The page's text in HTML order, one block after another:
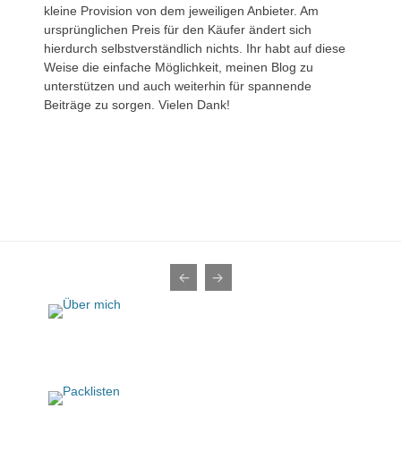
kleine Provision von dem jeweiligen Anbieter. Am
ursprünglichen Preis für den Käufer ändert sich
hierdurch selbstverständlich nichts. Ihr habt auf diese
Weise die einfache Möglichkeit, meinen Blog zu
unterstützen und auch weiterhin für spannende
Beiträge zu sorgen. Vielen Dank!